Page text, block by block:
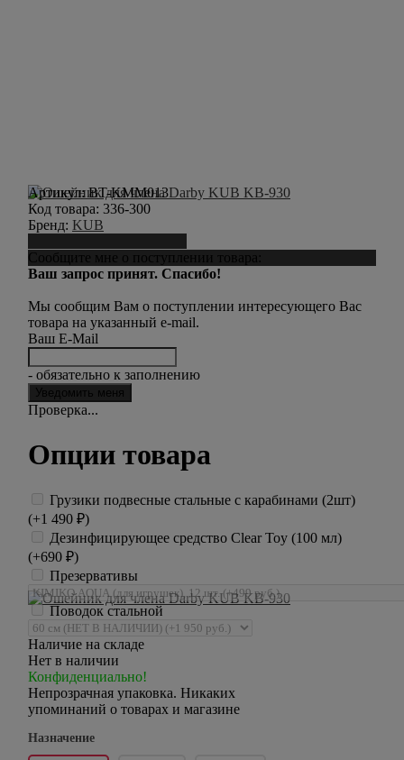
Артикул:BT-KMM013
Код товара: 336-300
Бренд: KUB
Сообщите мне о поступлении товара:
Ваш запрос принят. Спасибо!
Мы сообщим Вам о поступлении интересующего Вас
товара на указанный e-mail.
Ваш E-Mail
- обязательно к заполнению
Проверка...
Опции товара
Грузики подвесные стальные с карабинами (2шт)
(+1 490 ₽)
Дезинфицирующее средство Clear Toy (100 мл)
(+690 ₽)
Презервативы
Поводок стальной
Наличие на складе
Нет в наличии
Конфиденциально!
Непрозрачная упаковка. Никаких
упоминаний о товарах и магазине
Назначение